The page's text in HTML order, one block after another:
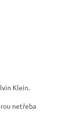
Klein.
netřeba